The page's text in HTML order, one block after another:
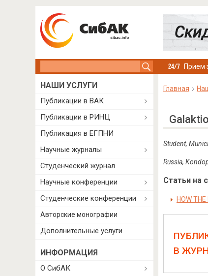
Прием
Главная
Student,
Russia,
Статьи на
HOW
В
НАШИ УСЛУГИ
Публикации в ВАК
Публикации в РИНЦ
Публикация в ЕГПНИ
Научные журналы
Студенческий журнал
Научные конференции
Студенческие конференции
Авторские монографии
Дополнительные услуги
ИНФОРМАЦИЯ
О СибАК